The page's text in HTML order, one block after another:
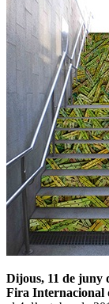
Dijous, 11 de juny
Fira Internacional